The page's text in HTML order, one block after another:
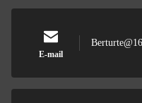
E-mail